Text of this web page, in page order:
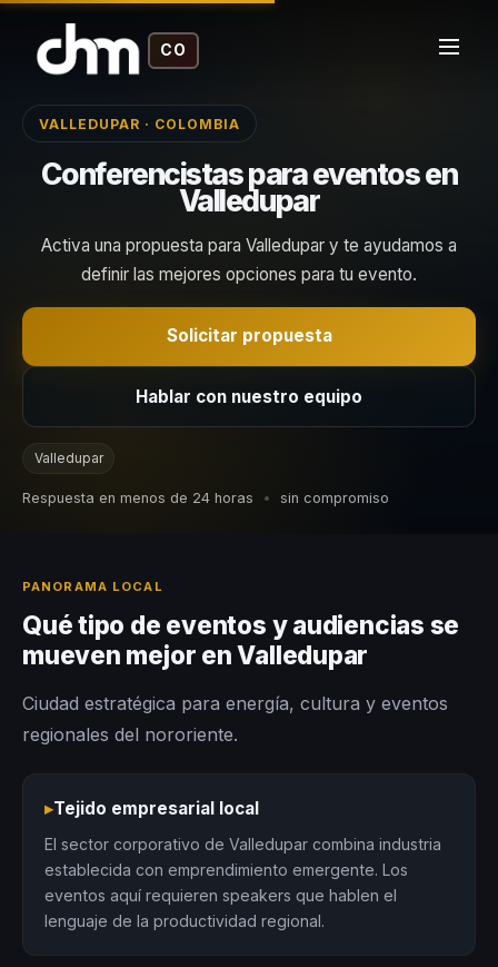
CO
VALLEDUPAR · COLOMBIA
Conferencistas para eventos en
Valledupar
Activa una propuesta para Valledupar y te ayudamos a
definir las mejores opciones para tu evento.
Solicitar propuesta
Hablar con nuestro equipo
Valledupar
Respuesta en menos de 24 horas • sin compromiso
PANORAMA LOCAL
Qué tipo de eventos y audiencias se
mueven mejor en Valledupar
Ciudad estratégica para energía, cultura y eventos
regionales del nororiente.
▸Tejido empresarial local
El sector corporativo de Valledupar combina industria
establecida con emprendimiento emergente. Los
eventos aquí requieren speakers que hablen el
lenguaje de la productividad regional.